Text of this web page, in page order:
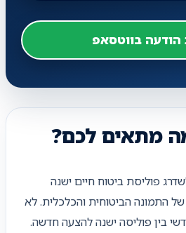
בווטסאפ
מתאים לכם?
פוליסת ביטוח חיים ישנה
התמונה הביטוחית והכלכלית. לא
בין פוליסה ישנה להצעה חדשה.